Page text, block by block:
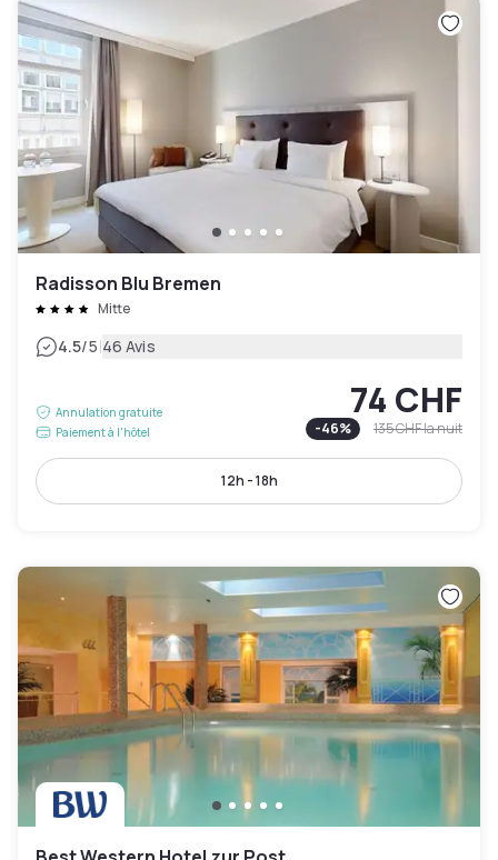
Radisson Blu Bremen
Mitte
4.5/5|46 Avis
Annulation gratuite
Paiement à l'hôtel
74 CHF
-46% 135 CHFla nuit
12h - 18h